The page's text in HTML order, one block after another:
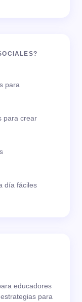
para
para crear
día fáciles
educadores
para